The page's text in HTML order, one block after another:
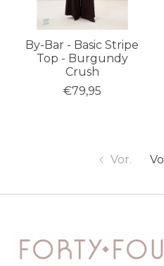
By-Bar - Basic Stripe
Top - Burgundy
Crush
€79,95
Vor.